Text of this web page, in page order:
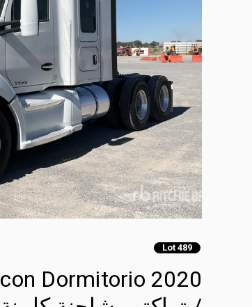
Lot 489
con Dormitorio